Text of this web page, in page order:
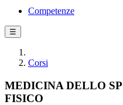
Competenze
☰
Corsi
MEDICINA DELLO
FISICO